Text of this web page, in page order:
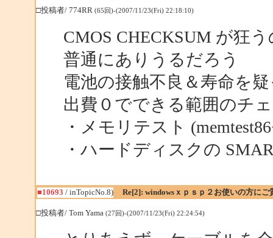
□投稿者/ 774RR (65回)-(2007/11/23(Fri) 22:18:10)
CMOS CHECKSUM が狂
普通にありうるだろう
電池の接触不良＆寿命を
出費０でできる範囲のチ
・メモリテスト
・ハードディスクの
■10693 / inTopicNo.8) Re[2]: windowsｘｐｓｐ２お使いの方にご
□投稿者/ Tom Yama (27回)-(2007/11/23(Fri) 22:24:54)